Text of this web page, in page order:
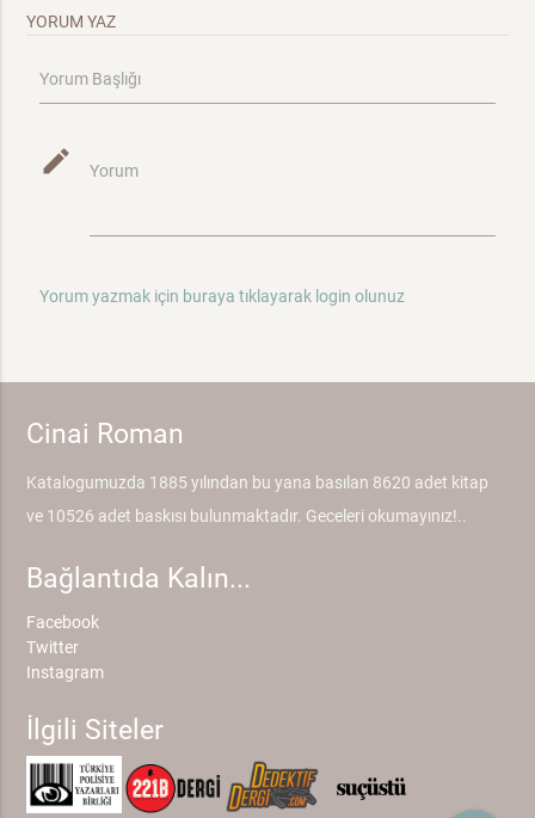
YORUM YAZ
Yorum Başlığı
mode_edit Yorum
Yorum yazmak için buraya tıklayarak login olunuz
Cinai Roman
Katalogumuzda 1885 yılından bu yana basılan 8620 adet kitap
ve 10526 adet baskısı bulunmaktadır. Geceleri okumayınız!..
Bağlantıda Kalın...
Facebook
Twitter
Instagram
İlgili Siteler